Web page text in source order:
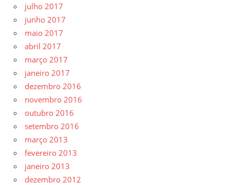
julho 2017
junho 2017
maio 2017
abril 2017
março 2017
janeiro 2017
dezembro 2016
novembro 2016
outubro 2016
setembro 2016
março 2013
fevereiro 2013
janeiro 2013
dezembro 2012